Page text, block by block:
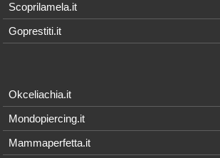
Scoprilamela.it
Goprestiti.it
Okceliachia.it
Mondopiercing.it
Mammaperfetta.it